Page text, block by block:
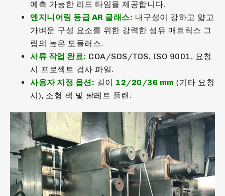
예측 가능한 리드 타임을 제공합니다.
엔지니어링 등급 AR 글래스: 내구성이 강하고 얇고
가벼운 구성 요소를 위한 강력한 섬유 매트릭스 그
립의 높은 모듈러스.
서류 작업 완료: COA/SDS/TDS, ISO 9001, 요청
시 프로젝트 검사 파일.
사용자 지정 옵션: 길이 12/20/36 mm (기타 요청
시), 소형 팩 및 팔레트 플랜.